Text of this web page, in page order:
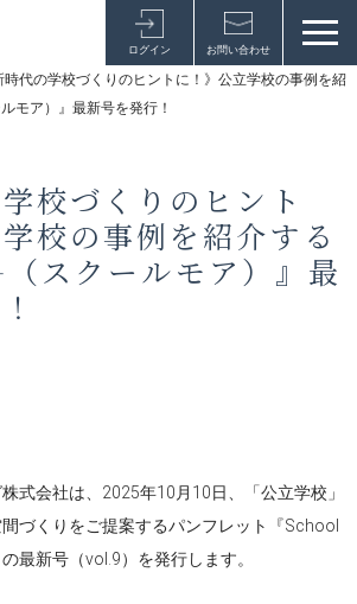
ログイン お問い合わせ
時代の学校づくりのヒントに！》公立学校の事例を紹
モア）』最新号を発行！
校づくりのヒント
校の事例を紹介する
スクールモア）』最
式会社は、2025年10月10日、「公立学校」
づくりをご提案するパンフレット『School
最新号（vol.9）を発行します。